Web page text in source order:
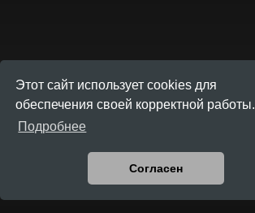
Этот сайт использует cookies для
обеспечения своей корректной работы.
Подробнее
Согласен